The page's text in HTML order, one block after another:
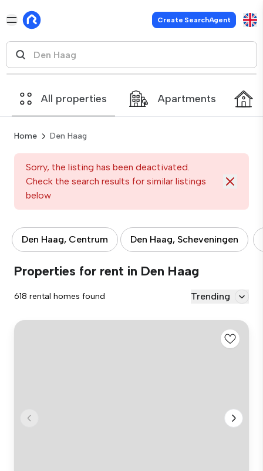
Create SearchAgent
All properties Apartments
Home Den Haag
Sorry, the listing has been deactivated.
Check the search results for similar listings
below
Den Haag, Centrum Den Haag, Scheveningen
Properties for rent in Den Haag
618 rental homes found Trending